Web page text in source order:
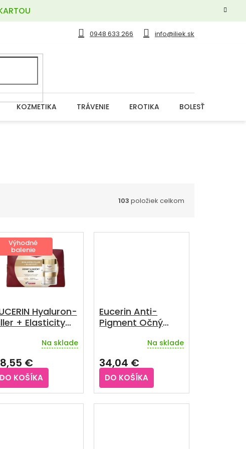
0948 633 266 info@iliek.sk
KOZMETIKA TRÁVENIE EROTIKA BOLESŤ
103 položiek celkom
Výhodné
balenie
Hyaluron-
+ Elasticity
Nočný krém,Na sklade
€
DO KOŠÍKA
Eucerin Anti-
Pigment Očný
tmavým kruhom
produktu
je
3,6
z
5
Na sklade
34,04 €
DO KOŠÍKA